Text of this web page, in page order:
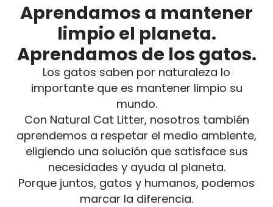
Aprendamos a mantener
limpio el planeta.
Aprendamos de los gatos.
Los gatos saben por naturaleza lo
importante que es mantener limpio su
mundo.
Con Natural Cat Litter, nosotros también
aprendemos a respetar el medio ambiente,
eligiendo una solución que satisface sus
necesidades y ayuda al planeta.
Porque juntos, gatos y humanos, podemos
marcar la diferencia.